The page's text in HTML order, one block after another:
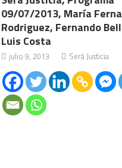
09/07/2013, María
Rodriguez, Fernando
Luis Costa
julio 9, 2013 Será Justicia